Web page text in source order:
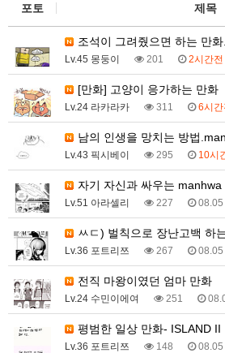
포토 제목
조석이 그려줬으면 하는 만
Lv.45 몽둥이 201 2시간전
[만화] 고양이 응가하는 만화
Lv.24 라카라카 311 6시간
남의 인생을 망치는 방법
Lv.43 픽시베이 295 10시
자기 자신과 싸우는 manhwa
Lv.51 아라셀리 227 08.05
ㅆㄷ) 벌칙으로 장난고백 하
Lv.36 포트리쯔 267 08.05
전직 마왕이였던 엄마 만화
Lv.24 수민이에여 251
평범한 일상 만화- ISLAND II
Lv.36 포트리쯔 148 08.05